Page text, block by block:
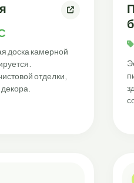
доска камерной
отделки,